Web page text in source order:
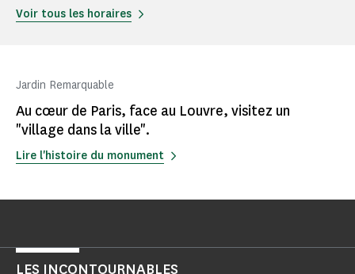
Voir tous les horaires
Jardin Remarquable
Au cœur de Paris, face au Louvre, visitez un
"village dans la ville".
Lire l'histoire du monument
LES INCONTOURNABLES